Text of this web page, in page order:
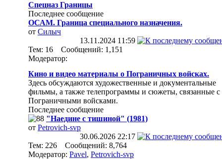
Спецназ Границы
Последнее сообщение
ОСАМ. Граница специального назначения.
от Силыч
13.11.2024 11:59
Тем: 16 Сообщений: 1,151
Модератор:
Кино и видео материалы о Пограничных войсках.
Здесь обсуждаются художественные и документальные
фильмы, а также телепрограммы и сюжеты, связанные с
Пограничными войсками.
Последнее сообщение
"Наедине с тишиной" (1981)
от Petrovich-svp
30.06.2026 22:17
Тем: 226 Сообщений: 8,764
Модератор: Pavel, Petrovich-svp